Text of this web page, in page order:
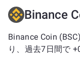
Binance
Binance Coin
り、過去7日間で